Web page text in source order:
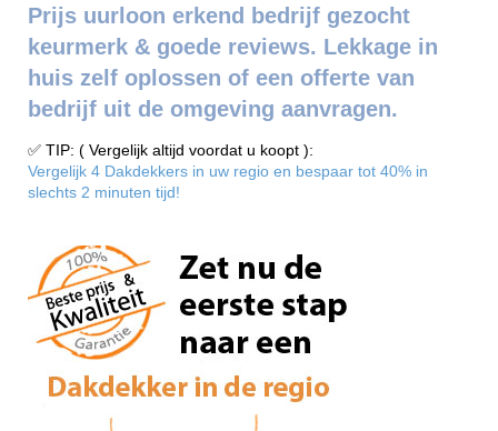
Prijs uurloon erkend bedrijf gezocht
keurmerk & goede reviews. Lekkage in
huis zelf oplossen of een offerte van
bedrijf uit de omgeving aanvragen.
✅ TIP: ( Vergelijk altijd voordat u koopt ):
Vergelijk 4 Dakdekkers in uw regio en bespaar tot 40% in
slechts 2 minuten tijd!